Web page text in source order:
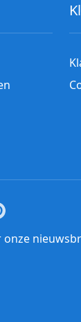
LinkedIn
op Facebook
op
Cateraar.nl op
onze